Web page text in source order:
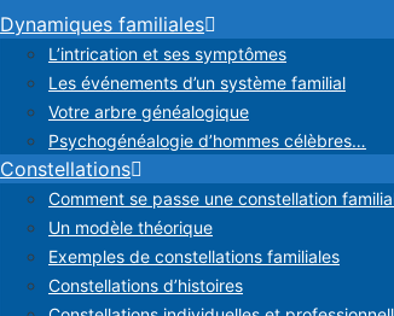
Dynamiques familiales
L’intrication et ses symptômes
Les événements d’un système familial
Votre arbre généalogique
Psychogénéalogie d’hommes célèbres…
Constellations
Comment se passe une constellation
Un modèle théorique
Exemples de constellations familiales
Constellations d’histoires